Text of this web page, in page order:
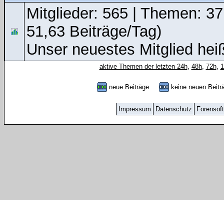
Mitglieder: 565 | Themen:
51,63 Beiträge/Tag)
Unser neuestes Mitglied
aktive Themen der letzten 24h, 48h, 72h,
neue Beiträge keine neuen
Impressum Datenschutz